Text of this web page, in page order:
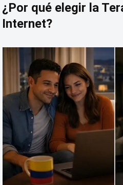
¿Por qué elegir la
Internet?